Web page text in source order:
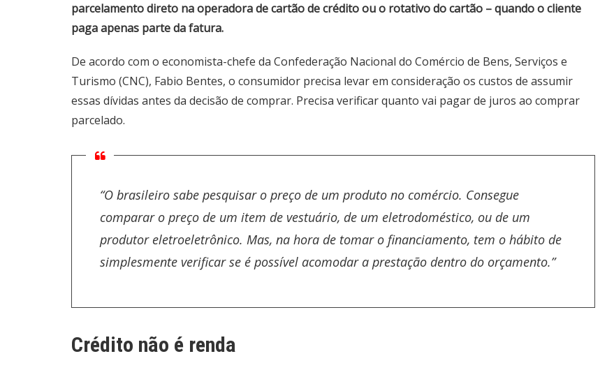
parcelamento direto na operadora de cartão de crédito ou o rotativo do cartão – quando o cliente
paga apenas parte da fatura.
De acordo com o economista-chefe da Confederação Nacional do Comércio de Bens, Serviços e
Turismo (CNC), Fabio Bentes, o consumidor precisa levar em consideração os custos de assumir
essas dívidas antes da decisão de comprar. Precisa verificar quanto vai pagar de juros ao comprar
parcelado.
“O brasileiro sabe pesquisar o preço de um produto no comércio. Consegue
comparar o preço de um item de vestuário, de um eletrodoméstico, ou de um
produtor eletroeletrônico. Mas, na hora de tomar o financiamento, tem o hábito de
simplesmente verificar se é possível acomodar a prestação dentro do orçamento.”
Crédito não é renda